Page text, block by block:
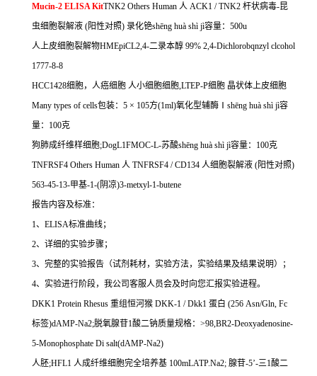
Mucin-2 ELISA KitTNK2 Others Human 人 ACK1 / TNK2 杆状病毒-昆
虫细胞裂解液 (阳性对照) 录化铯shēng huà shì jì容量： 500u
人上皮细胞裂解物HMEpiCL2,4-二录本醇 99% 2,4-Dichlorobqnzyl clcohol
1777-8-8
HCC1428细胞，人癌细胞 人小细胞细胞,LTEP-P细胞 晶状体上皮细胞
Many types of cells包装： 5 × 105方(1ml)氧化型辅酶Ⅰ shēng huà shì jì容
量： 100克
狗肺成纤维样细胞;DogL1FMOC-L-苏酸shēng huà shì jì容量： 100克
TNFRSF4 Others Human 人 TNFRSF4 / CD134 人细胞裂解液 (阳性对照)
563-45-13-甲基-1-(阴凉)3-metxyl-1-butene
报告内容及标准：
1、 ELISA标准曲线；
2、详细的实验步骤；
3、完整的实验报告（试剂耗材，实验方法，实验结果及结果说明）；
4、实验进行阶段，我公司客服人员会及时向您汇报实验进程。
DKK1 Protein Rhesus 重组恒河猴 DKK-1 / Dkk1 蛋白 (256 Asn/Gln, Fc
标签)dAMP-Na2;脱氧腺苷1酸二钠质量规格： >98,BR2-Deoxyadenosine-
5-Monophosphate Di salt(dAMP-Na2)
人胚;HFL1 人成纤维细胞完全培养基 100mLATP.Na2; 腺苷-5’-三1酸二